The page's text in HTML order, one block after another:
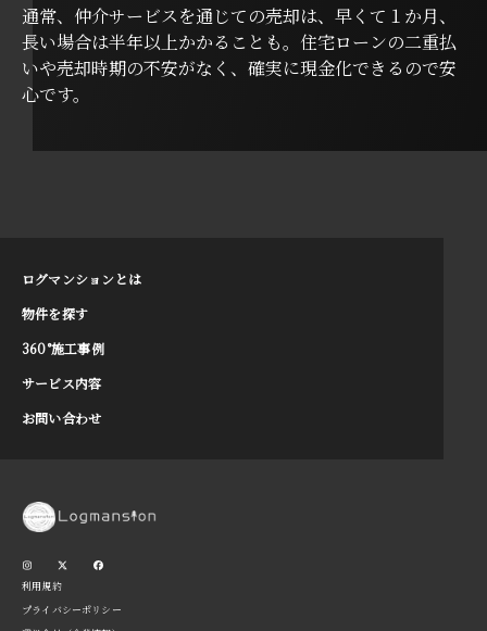
通常、仲介サービスを通じての売却は、早くて１か月、
長い場合は半年以上かかることも。住宅ローンの二重払
いや売却時期の不安がなく、確実に現金化できるので安
心です。
ログマンションとは
物件を探す
360°施工事例
サービス内容
お問い合わせ
利用規約
プライバシーポリシー